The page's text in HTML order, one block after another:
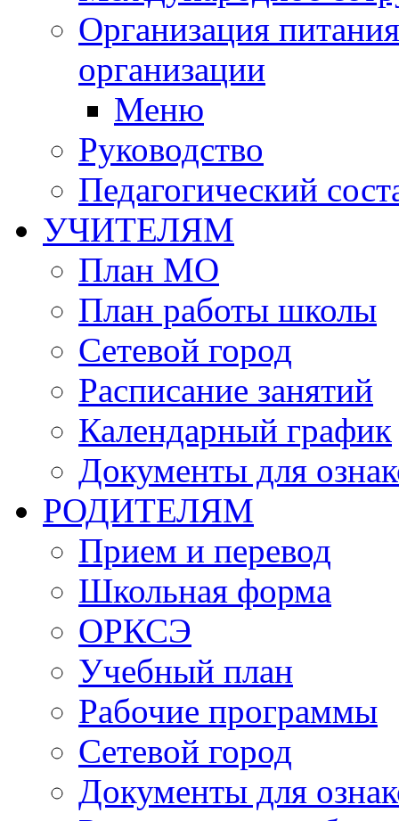
Организация
организации
Меню
Руководство
Педагогический
УЧИТЕЛЯМ
План МО
План работы школы
Сетевой город
Расписание занятий
Календарный график
Документы для
РОДИТЕЛЯМ
Прием и перевод
Школьная форма
ОРКСЭ
Учебный план
Рабочие программы
Сетевой город
Документы для